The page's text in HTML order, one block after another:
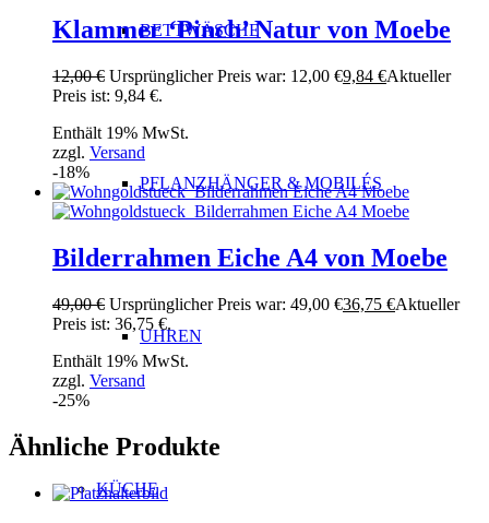
BETTWÄSCHE
PFLANZHÄNGER & MOBILÉS
UHREN
KÜCHE
Klammer ‘Pinch’ Natur von Moebe
12,00€ Ursprünglicher Preis war: 12,00 €9,84 €Aktueller
Preis ist: 9,84 €.
Enthält 19% MwSt.
zzgl. Versand
-18%
Bilderrahmen Eiche A4 von Moebe
49,00€ Ursprünglicher Preis war: 49,00 €36,75 €Aktueller
Preis ist: 36,75 €.
Enthält 19% MwSt.
zzgl. Versand
-25%
Ähnliche Produkte